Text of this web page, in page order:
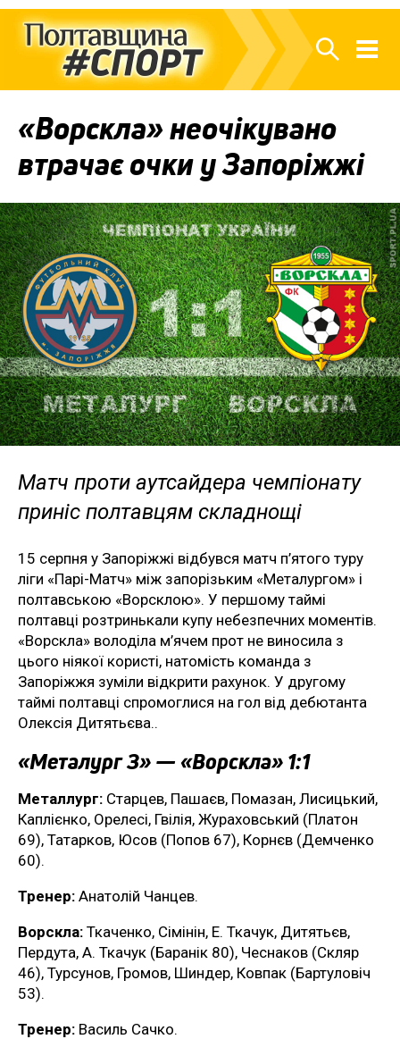
«Ворскла» неочікувано
втрачає очки у Запоріжжі
Матч проти аутсайдера чемпіонату
приніс полтавцям складнощі
15 серпня у Запоріжжі відбувся матч п’ятого туру
ліги «Парі-Матч» між запорізьким «Металургом» і
полтавською «Ворсклою». У першому таймі
полтавці розтринькали купу небезпечних моментів.
«Ворскла» володіла м’ячем прот не виносила з
цього ніякої користі, натомість команда з
Запоріжжя зуміли відкрити рахунок. У другому
таймі полтавці спромоглися на гол від дебютанта
Олексія Дитятьєва..
«Металург З» — «Ворскла» 1:1
Металлург: Старцев, Пашаєв, Помазан, Лисицький,
Каплієнко, Орелесі, Гвілія, Жураховський (Платон
69), Татарков, Юсов (Попов 67), Корнєв (Демченко
60).
Тренер: Анатолій Чанцев.
Ворскла: Ткаченко, Сімінін, Е. Ткачук, Дитятьєв,
Пердута, А. Ткачук (Баранік 80), Чеснаков (Скляр
46), Турсунов, Громов, Шиндер, Ковпак (Бартуловіч
53).
Тренер: Василь Сачко.